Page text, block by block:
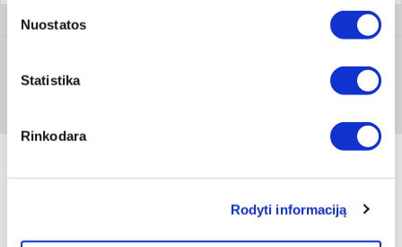
Nuostatos
Statistika
Rinkodara
Rodyti informaciją
0590 610 021